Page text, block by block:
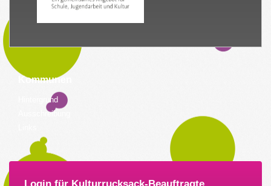
Kommunen
Hintergrund
Ausschreibung